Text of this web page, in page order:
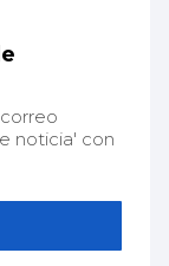
noticia' con